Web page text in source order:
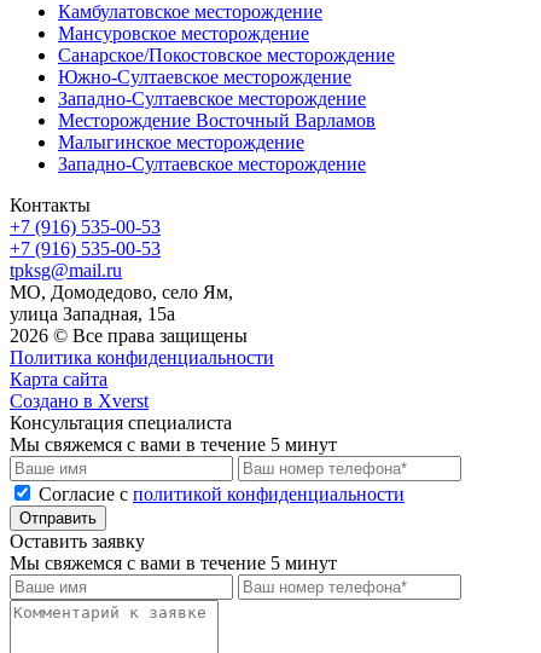
Камбулатовское месторождение
Мансуровское месторождение
Санарское/Покостовское месторождение
Южно-Султаевское месторождение
Западно-Султаевское месторождение
Месторождение Восточный Варламов
Малыгинское месторождение
Западно-Султаевское месторождение
Контакты
+7 (916) 535-00-53
+7 (916) 535-00-53
tpksg@mail.ru
МО, Домодедово, село Ям,
улица Западная, 15а
2026 © Все права защищены
Политика конфиденциальности
Карта сайта
Создано в Xverst
Консультация специалиста
Мы свяжемся с вами в течение 5 минут
Cогласие с политикой конфиденциальности
Отправить
Оставить заявку
Мы свяжемся с вами в течение 5 минут